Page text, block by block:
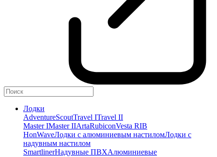
Лодки
AdventureScoutTravel ITravel II
Master IMaster IIArtaRubiconVesta RIB
HonWaveЛодки с алюминиевым настиломЛодки с
надувным настилом
SmartlinerНадувные ПВХАлюминиевые